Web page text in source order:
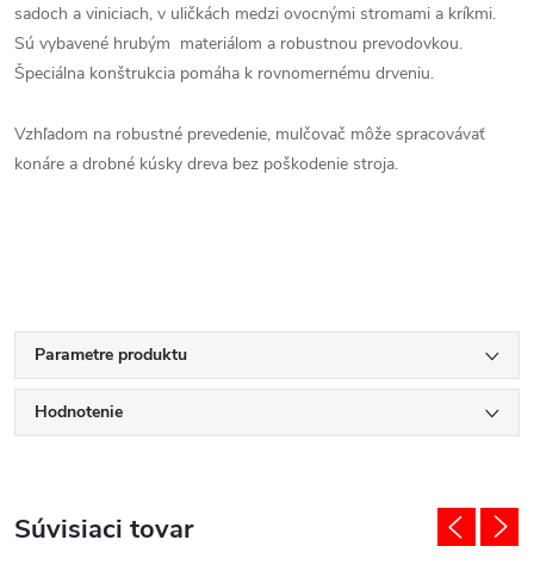
sadoch a viniciach, v uličkách medzi ovocnými stromami a kríkmi.
Sú vybavené hrubým materiálom a robustnou prevodovkou.
Špeciálna konštrukcia pomáha k rovnomernému drveniu.
Vzhľadom na robustné prevedenie, mulčovač môže spracovávať
konáre a drobné kúsky dreva bez poškodenie stroja.
Parametre produktu
Hodnotenie
Súvisiaci tovar